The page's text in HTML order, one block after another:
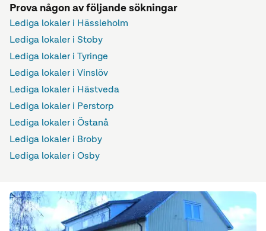
Prova någon av följande sökningar
Lediga lokaler i Hässleholm
Lediga lokaler i Stoby
Lediga lokaler i Tyringe
Lediga lokaler i Vinslöv
Lediga lokaler i Hästveda
Lediga lokaler i Perstorp
Lediga lokaler i Östanå
Lediga lokaler i Broby
Lediga lokaler i Osby